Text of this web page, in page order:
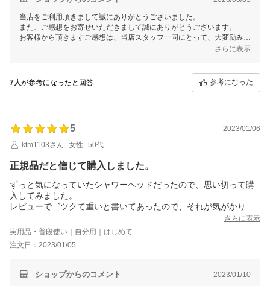
当店をご利用頂きまして誠にありがとうございました。
また、ご感想をお寄せいただきまして誠にありがとうございます。
お客様から頂きますご感想は、当店スタッフ一同にとって、大変励みと
なります。今後共お客様にご満足いただけますよう、更なる努力をして
さらに表示
7人が参考になったと回答 参考になった
5
2023/01/06
ktm1103さん
女性 50代
正規品だと信じて購入しました。
ずっと気になっていたシャワーヘッドだったので、思い切って購
入してみました。
レビューでゴツクて重いと書いてあったので、それが気がかりで
したが(前のシャワーヘッドより100グラム程重い)想像していたよ
りも気になりませんでした。
ただ前のよりシャワーの幅が小さくなった分、物足りなく感じま
すが、最初だけですぐ慣れると思います。
1度の使用感は髪も肌も何となくしっとりしてる様な気がします。
さらに表示
実用品・普段使い｜自分用｜はじめて
注文日：2023/01/05
ショップからのコメント 2023/01/10